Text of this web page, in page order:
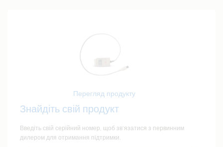
Перегляд продукту
Знайдіть свій продукт
Введіть свій серійний номер, щоб зв’язатися з первинним
дилером для отримання підтримки.